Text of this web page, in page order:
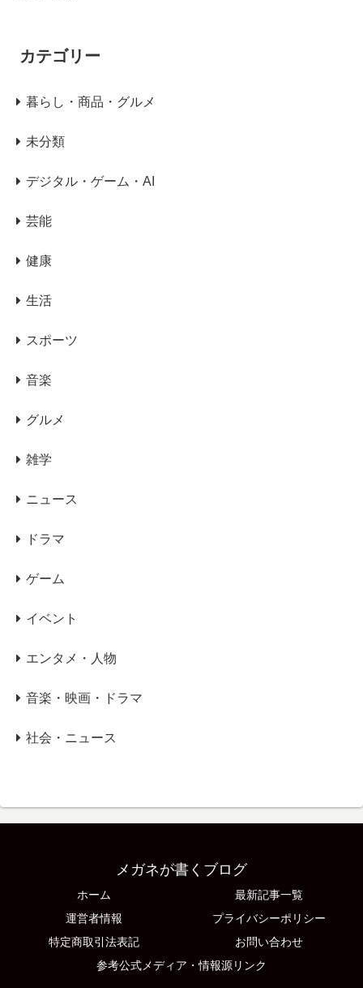
カテゴリー
暮らし・商品・グルメ
未分類
デジタル・ゲーム・AI
芸能
健康
生活
スポーツ
音楽
グルメ
雑学
ニュース
ドラマ
ゲーム
イベント
エンタメ・人物
音楽・映画・ドラマ
社会・ニュース
メガネが書くブログ
ホーム
最新記事一覧
運営者情報
プライバシーポリシー
特定商取引法表記
お問い合わせ
参考公式メディア・情報源リンク